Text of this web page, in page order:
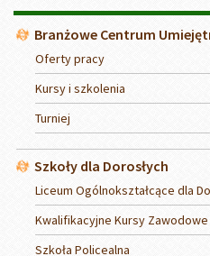
MenuBranżowe Centrum
Oferty pracy
Kursy i szkolenia
Turniej
Szkoły dla Dorosłych
Liceum Ogólnokształcące dla
Kwalifikacyjne Kursy Zawodowe
Szkoła Policealna